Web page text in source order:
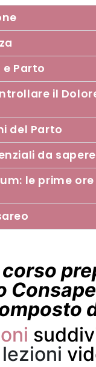
Parto
il
del Parto
da sapere
le prime
lezioni